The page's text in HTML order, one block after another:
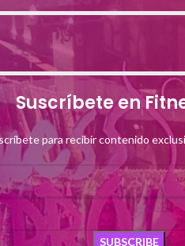
Suscríbete en
para recibir contenido